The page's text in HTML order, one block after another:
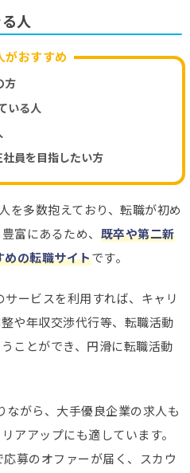
人
がおすすめ
方
いる人
員を目指したい方
を多数抱えており、転職が初め
富にあるため、 既卒や第二新
の転職サイトです。
ービスを利用すれば、キャリ
や年収交渉代行等、転職活動
ことができ、円滑に転職活動
ながら、大手優良企業の求人も
アアップにも適しています。
募のオファーが届く、スカウ